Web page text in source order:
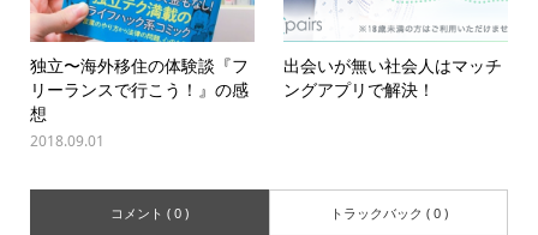
独立〜海外移住の体験談『フ
リーランスで行こう！』の感
想
2018.09.01
出会いが無い社会人はマッチ
ングアプリで解決！
コメント ( 0 ) トラックバック ( 0 )